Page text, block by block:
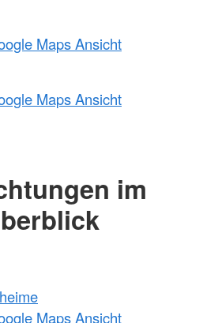
Maps Ansicht
Maps Ansicht
im
Maps Ansicht